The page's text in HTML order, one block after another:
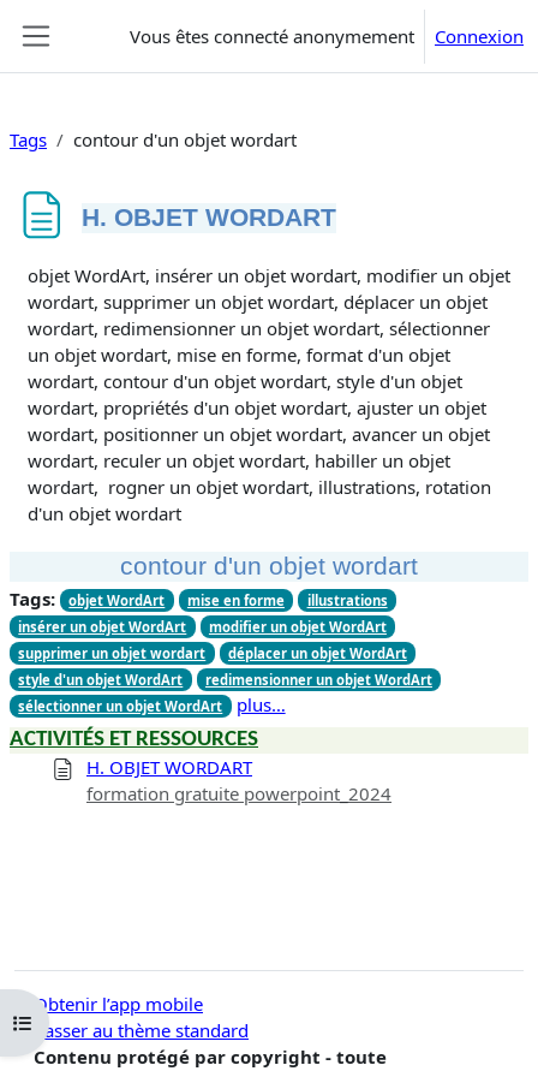
Vous êtes connecté anonymement Connexion
Ouvrir l’index du cours
Tags contour d'un objet wordart
H. OBJET WORDART
Conditions d’achèvement
objet WordArt, insérer un objet wordart, modifier un objet
wordart, supprimer un objet wordart, déplacer un objet
wordart, redimensionner un objet wordart, sélectionner
un objet wordart, mise en forme, format d'un objet
wordart, contour d'un objet wordart, style d'un objet
wordart, propriétés d'un objet wordart, ajuster un objet
wordart, positionner un objet wordart, avancer un objet
wordart, reculer un objet wordart, habiller un objet
wordart, rogner un objet wordart, illustrations, rotation
d'un objet wordart
contour d'un objet wordart
Tags: objet WordArt mise en forme
illustrations
insérer un objet WordArt
modifier un objet WordArt
supprimer un objet wordart
déplacer un objet WordArt
style d'un objet WordArt
redimensionner un objet WordArt
sélectionner un objet WordArt
plus…
ACTIVITÉS ET RESSOURCES
H. OBJET WORDART
formation gratuite powerpoint_2024
Obtenir l’app mobile
Passer au thème standard
Contenu protégé par copyright - toute